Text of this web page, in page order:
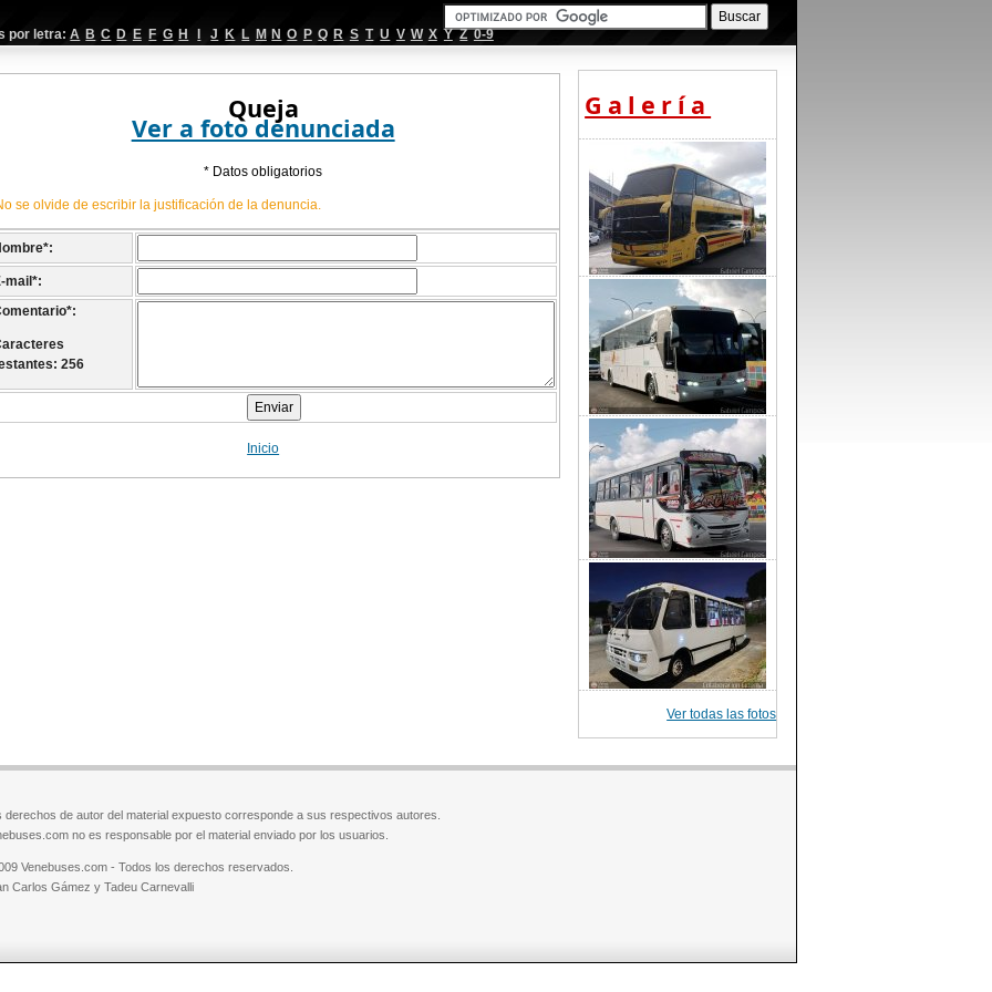
por letra: A B C D E F G H J K L M N O P Q R S T U V W X Y Z 0-9
Galería
Ver todas las fotos
Queja
Ver a foto denunciada
* Datos obligatorios
se olvide de escribir la justificación de la denuncia.
*:
mail*:
*:
256
Inicio
derechos de autor del material expuesto corresponde a sus respectivos autores.
no es responsable por el material enviado por los usuarios.
Venebuses.com - Todos los derechos reservados.
Carlos Gámez y Tadeu Carnevalli